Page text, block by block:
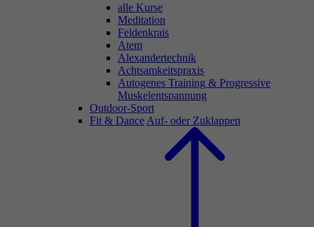
alle Kurse
Meditation
Feldenkrais
Atem
Alexandertechnik
Achtsamkeitspraxis
Autogenes Training & Progressive
Muskelentspannung
Outdoor-Sport
Fit & Dance Auf- oder Zuklappen